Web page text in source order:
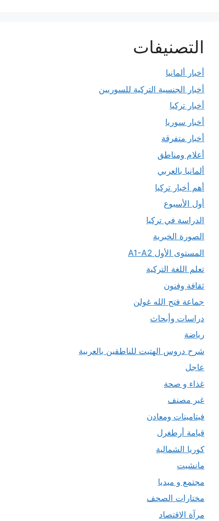
التصنيفات
أخبار ألمانيا
أخبار الجنسية التركية للسوريين
أخبار تركيا
أخبار سوريا
أخبار متفرقة
أعلام ومناطق
ألمانيا بالعربي
أهم أخبار تركيا
أول الأسبوع
الدراسة في تركيا
الصورة الخبرية
المستوى الأول A1-A2
تعلم اللغة التركية
ثقافة وفنون
جماعة فتح الله غولن
دراسات وأبحاث
رياضة
شرح دروس الهتيت للناطقين بالعربية
عاجل
غذاء و صحة
غير مصنف
فيتامينات ومعادن
قيامة أرطغرل
كوريا الشمالية
مانشيت
مجتمع و ميديا
مختارات الصحف
مرآة الاقتصاد